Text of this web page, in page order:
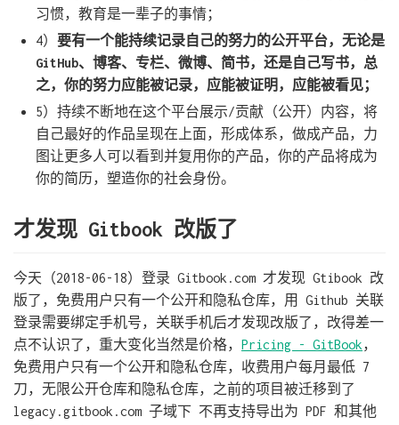
习惯，教育是一辈子的事情；
4） 要有一个能持续记录自己的努力的公开平台，无论是
GitHub、博客、专栏、微博、简书，还是自己写书，总
之，你的努力应能被记录，应能被证明，应能被看见；
5）持续不断地在这个平台展示/贡献（公开）内容，将
自己最好的作品呈现在上面，形成体系，做成产品，力
图让更多人可以看到并复用你的产品，你的产品将成为
你的简历，塑造你的社会身份。
才发现 Gitbook 改版了
今天（2018-06-18）登录 Gitbook.com 才发现 Gtibook 改
版了，免费用户只有一个公开和隐私仓库，用 Github 关联
登录需要绑定手机号，关联手机后才发现改版了，改得差一
点不认识了，重大变化当然是价格， Pricing - GitBook，
免费用户只有一个公开和隐私仓库，收费用户每月最低 7
刀，无限公开仓库和隐私仓库，之前的项目被迁移到了
legacy.gitbook.com 子域下 不再支持导出为 PDF 和其他